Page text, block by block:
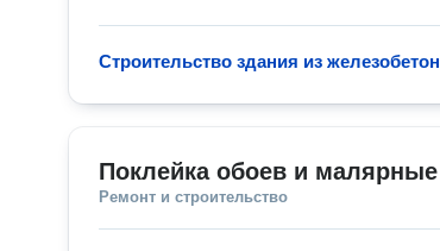
Строительство здания из
Поклейка обоев и
Ремонт и строительство